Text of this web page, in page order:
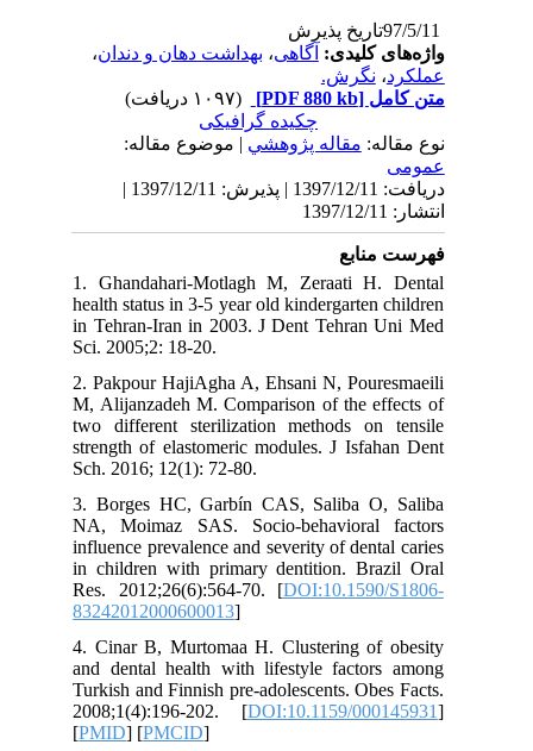
واژه‌های کلیدی:آگاهی،بهداشت دهان و دندان ،
عملکرد ،نگرش.
متن کامل[PDF 880 kb]
چکیده گرافیکی
نوع مقاله:مقاله پژوهشي| موضوع مقاله:
عمومى
دریافت: 1397/12/11 | پذیرش: 1397/12/11 |
انتشار: 1397/12/11
فهرست منابع
1. Ghandahari-Motlagh M, Zeraati H. Dental
health status in 3-5 year old kindergarten children
in Tehran-Iran in 2003. J Dent Tehran Uni Med
Sci. 2005;2: 18-20.
2. Pakpour HajiAgha A, Ehsani N, Pouresmaeili
M, Alijanzadeh M. Comparison of the effects of
two different sterilization methods on tensile
strength of elastomeric modules. J Isfahan Dent
Sch. 2016; 12(1): 72-80.
3. Borges HC, Garbín CAS, Saliba O, Saliba
NA, Moimaz SAS. Socio-behavioral factors
influence prevalence and severity of dental caries
in children with primary dentition. Brazil Oral
Res. 2012;26(6):564-70. [DOI:10.1590/S1806-
83242012000600013
4. Cinar B, Murtomaa H. Clustering of obesity
and dental health with lifestyle factors among
Turkish and Finnish pre-adolescents. Obes Facts.
2008;1(4):196-202. [DOI:10.1159/000145931
[PMID] [PMCID